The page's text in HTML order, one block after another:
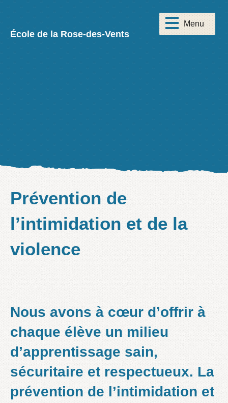
École de la Rose-des-Vents
Prévention de
l’intimidation et de la
violence
Nous avons à cœur d’offrir à
chaque élève un milieu
d’apprentissage sain,
sécuritaire et respectueux. La
prévention de l’intimidation et